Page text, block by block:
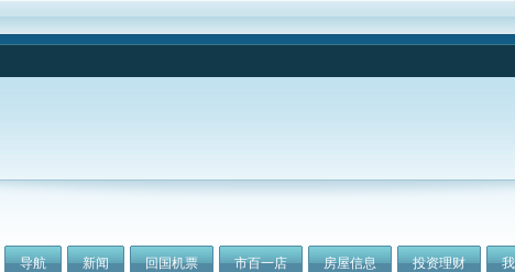
导航 新闻 回国机票 市百一店 房屋信息 投资理财